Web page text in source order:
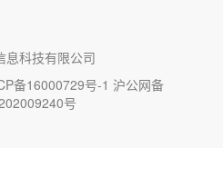
息科技有限公司
备16000729号-1 沪公网备
号